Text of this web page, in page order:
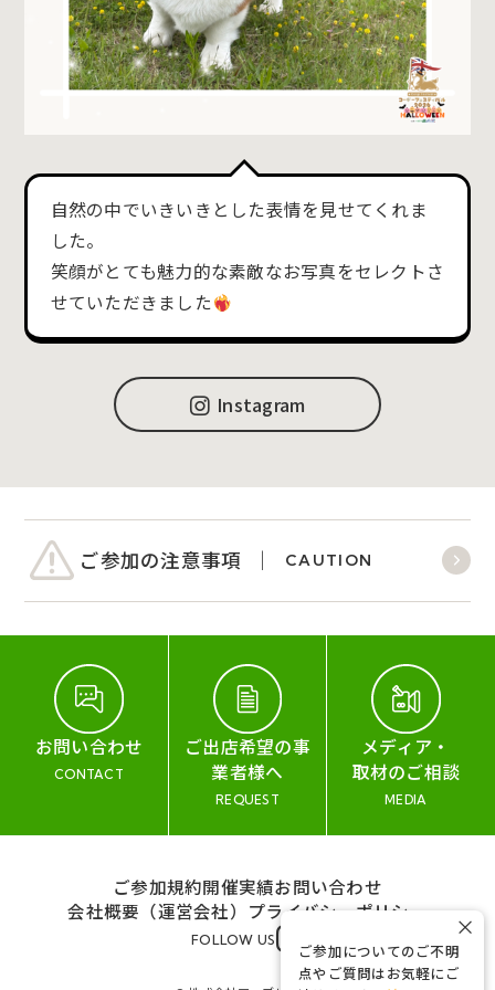
自然の中でいきいきとした表情を見せてくれま
した。
笑顔がとても魅力的な素敵なお写真をセレクトさ
せていただきました
Instagram
ご参加の注意事項 CAUTION
お問い合わせ
CONTACT
ご出店希望の事
業者様へ
REQUEST
メディア・
取材のご相談
MEDIA
ご参加規約開催実績お問い合わせ
会社概要（運営会社） プライバシーポリシー
FOLLOW US
ご参加についてのご不明
点やご質問はお気軽にご
×